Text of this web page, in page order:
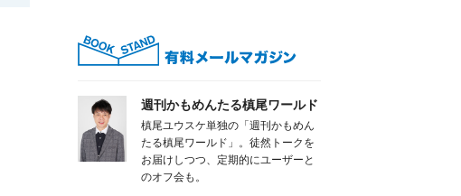
週刊かもめんたる槙尾ワールド
槙尾ユウスケ単独の「週刊かもめん
たる槙尾ワールド」。徒然トークを
お届けしつつ、定期的にユーザーと
のオフ会も。